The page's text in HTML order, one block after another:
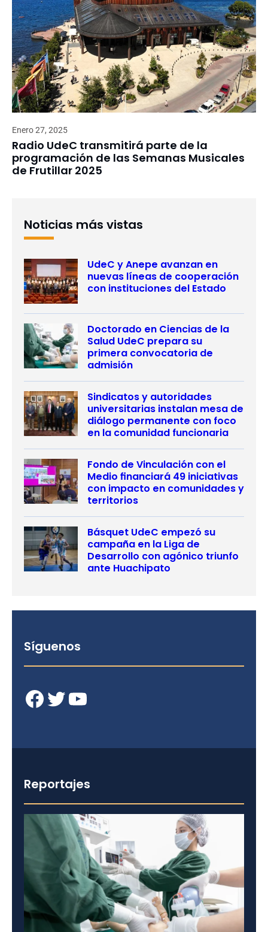
Enero 27, 2025
Radio UdeC transmitirá parte de la
programación de las Semanas Musicales
de Frutillar 2025
Noticias más vistas
UdeC y Anepe avanzan en
nuevas líneas de cooperación
con instituciones del Estado
Doctorado en Ciencias de la
Salud UdeC prepara su
primera convocatoria de
admisión
Sindicatos y autoridades
universitarias instalan mesa de
diálogo permanente con foco
en la comunidad funcionaria
Fondo de Vinculación con el
Medio financiará 49 iniciativas
con impacto en comunidades y
territorios
Básquet UdeC empezó su
campaña en la Liga de
Desarrollo con agónico triunfo
ante Huachipato
Síguenos
Facebook Twitter YouTube
Reportajes